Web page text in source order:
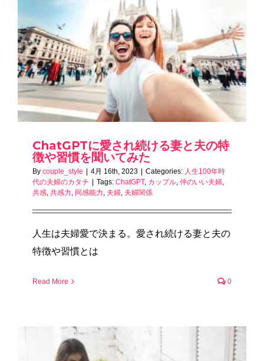
ChatGPTに愛され続ける妻と夫の特
徴や習慣を聞いてみた
By couple_style 4月 16th, 2023 Categories: 人生100年時
代の夫婦のカタチ
Tags: ChatGPT, カップル, 仲のいい夫婦,
共感, 共感力, 同感能力, 夫婦, 夫婦関係
人生は夫婦愛で決まる。愛され続ける妻と夫の
特徴や習慣とは
Read More 0